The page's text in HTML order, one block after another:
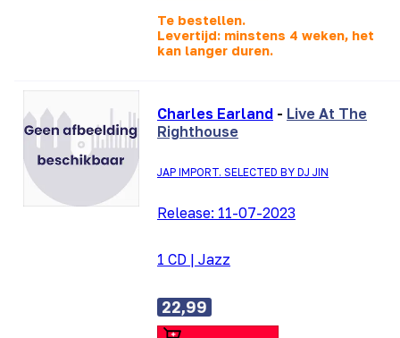
Te bestellen.
Levertijd: minstens 4 weken, het
kan langer duren.
Charles Earland - Live At The
Righthouse
JAP IMPORT. SELECTED BY DJ JIN
Release: 11-07-2023
1 CD | Jazz
22,99